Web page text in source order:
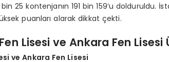
25 kontenjanın 191 bin 159’u dolduruldu.
puanları alarak dikkat çekti.
Lisesi ve Ankara Fen Lisesi
ve Ankara Fen Lisesi